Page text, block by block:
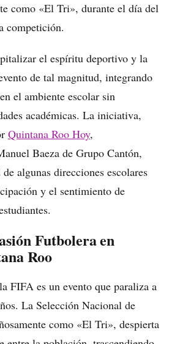
como «El Tri», durante el día del
competición.
el espíritu deportivo y la
de tal magnitud, integrando
el ambiente escolar sin
académicas. La iniciativa,
Quintana Roo Hoy,
Baeza de Grupo Cantón,
algunas direcciones escolares
y el sentimiento de
Futbolera en
Roo
FIFA es un evento que paraliza a
La Selección Nacional de
como «El Tri», despierta